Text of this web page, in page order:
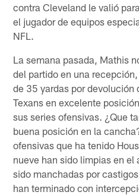
contra Cleveland le valió
el jugador de equipos
NFL.
La semana pasada, Mathis
del partido en una
de 35 yardas por devolución
Texans en excelente
sus series ofensivas. ¿Que
buena posición en la
ofensivas que ha tenido
nueve han sido limpias en el
sido manchadas por
han terminado con